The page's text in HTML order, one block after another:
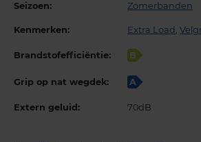
Seizoen: Zomerbanden
Kenmerken: Extra Load ,
Brandstofefficiëntie: B
Grip op nat wegdek: A
Extern geluid: 70dB